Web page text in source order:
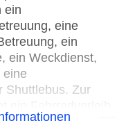
ein
eine
ein
ein Weckdienst,
eine
Shuttlebus. Zur
bei